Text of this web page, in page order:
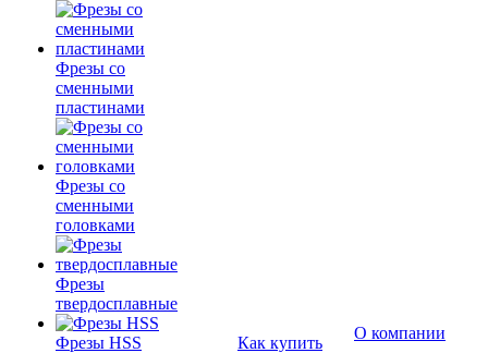
Фрезы со
сменными
пластинами
Фрезы со
сменными
головками
Фрезы
твердосплавные
Фрезы HSS
Как купить
О компании